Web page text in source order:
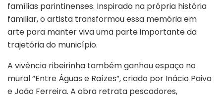
famílias parintinenses. Inspirado na própria história
familiar, o artista transformou essa memória em
arte para manter viva uma parte importante da
trajetória do município.
A vivência ribeirinha também ganhou espaço no
mural “Entre Águas e Raízes”, criado por Inácio Paiva
e João Ferreira. A obra retrata pescadores,